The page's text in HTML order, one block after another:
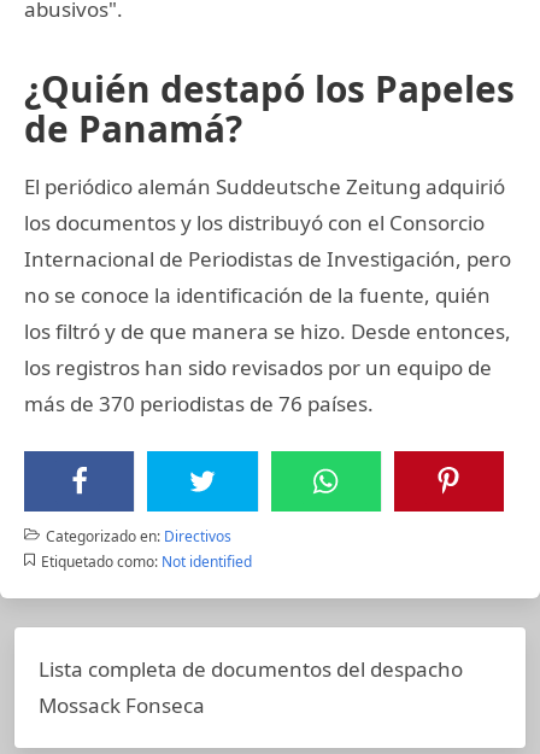
abusivos".
¿Quién destapó los Papeles
de Panamá?
El periódico alemán Suddeutsche Zeitung adquirió
los documentos y los distribuyó con el Consorcio
Internacional de Periodistas de Investigación, pero
no se conoce la identificación de la fuente, quién
los filtró y de que manera se hizo. Desde entonces,
los registros han sido revisados por un equipo de
más de 370 periodistas de 76 países.
Categorizado en: Directivos
Etiquetado como: Not identified
Lista completa de documentos del despacho
Mossack Fonseca